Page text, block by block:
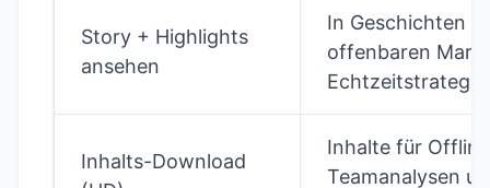
Story + Highlights
ansehen
In Geschichten
offenbaren
Inhalts-Download
Inhalte für
Teamanalysen